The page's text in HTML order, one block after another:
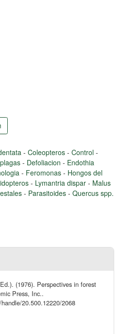
- Coleopteros - Control -
- Defoliacion - Endothia
- Feromonas - Hongos del
- Lymantria dispar - Malus
- Parasitoides - Quercus spp.
(1976). Perspectives in forest
Press, Inc..
20.500.12220/2068